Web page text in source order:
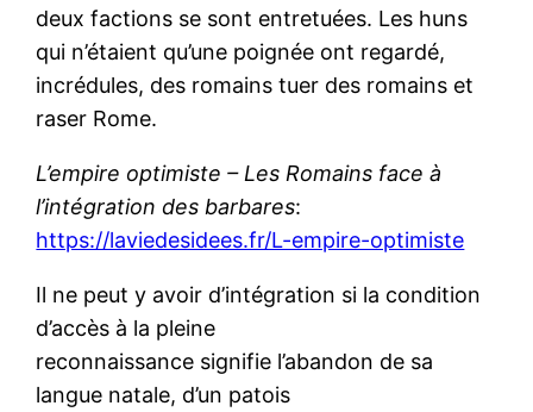
deux factions se sont entretuées. Les huns
qui n’étaient qu’une poignée ont regardé,
incrédules, des romains tuer des romains et
raser Rome.
L’empire optimiste – Les Romains face à
l’intégration des barbares:
https://laviedesidees.fr/L-empire-optimiste
Il ne peut y avoir d’intégration si la condition
d’accès à la pleine
reconnaissance signifie l’abandon de sa
langue natale, d’un patois